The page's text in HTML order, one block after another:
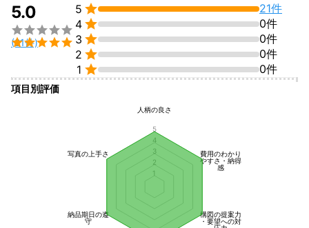
5.0


(21件)
5 
21件
4 
0件
3 
0件
2 
0件
1  0件
項目別評価
人柄の良さ
費用のわかり
やすさ・納得
感
構図の提案力
・要望への対
納品期日の遵
守
写真の上手さ
1
2
3
4
5